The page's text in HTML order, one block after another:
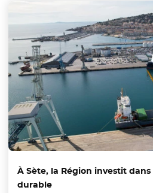
À Sète, la Région investit
durable